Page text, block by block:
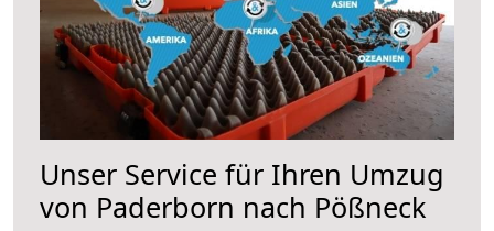
Unser Service für Ihren Umzug
von Paderborn nach Pößneck